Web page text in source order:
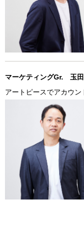
マーケティングGr. 玉
アートピースでアカウン